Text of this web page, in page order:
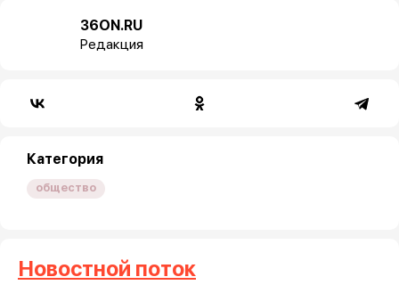
36ON.RU
Редакция
Категория
общество
Новостной поток